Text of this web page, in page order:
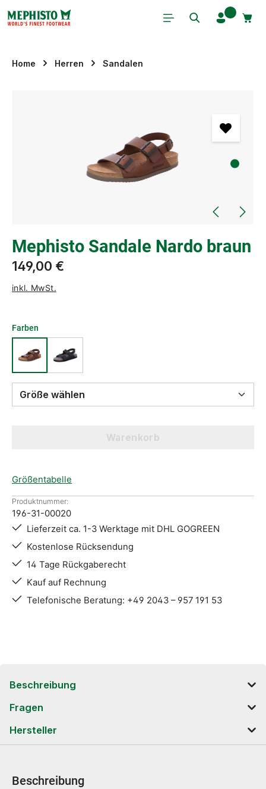
Zum Hauptinhalt springen
Home Herren Sandalen
Mephisto Sandale Nardo braun
149,00 €
inkl. MwSt.
Farben
Größe wählen
Warenkorb
Größentabelle
Produktnummer:
196-31-00020
Lieferzeit ca. 1-3 Werktage mit DHL GOGREEN
Kostenlose Rücksendung
14 Tage Rückgaberecht
Kauf auf Rechnung
Telefonische Beratung: +49 2043 – 957 191 53
Beschreibung
Fragen
Hersteller
Beschreibung